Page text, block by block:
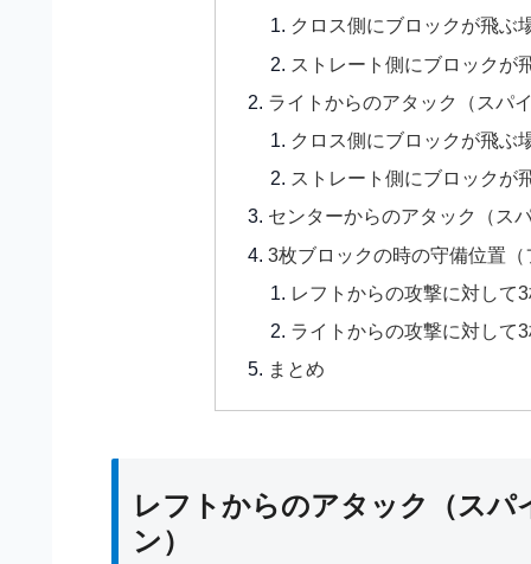
クロス側にブロックが飛ぶ
ストレート側にブロックが
ライトからのアタック（スパ
クロス側にブロックが飛ぶ
ストレート側にブロックが
センターからのアタック（ス
3枚ブロックの時の守備位置
レフトからの攻撃に対して
ライトからの攻撃に対して
まとめ
レフトからのアタック（スパ
ン）